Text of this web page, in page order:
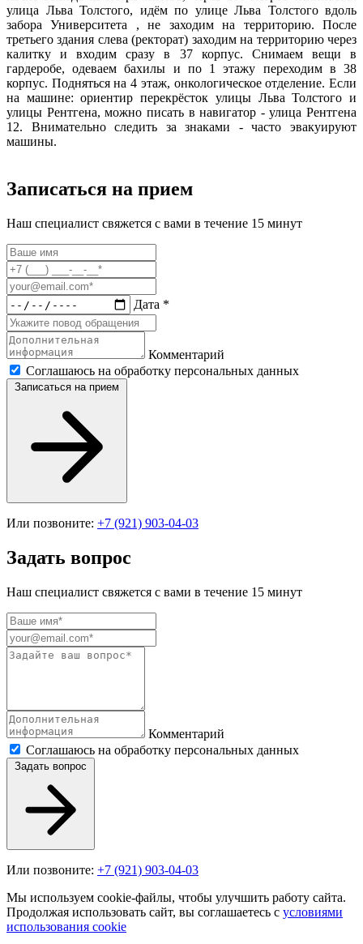
улица Льва Толстого, идём по улице Льва Толстого вдоль
забора Университета , не заходим на территорию. После
третьего здания слева (ректорат) заходим на территорию через
калитку и входим сразу в 37 корпус. Снимаем вещи в
гардеробе, одеваем бахилы и по 1 этажу переходим в 38
корпус. Подняться на 4 этаж, онкологическое отделение. Если
на машине: ориентир перекрёсток улицы Льва Толстого и
улицы Рентгена, можно писать в навигатор - улица Рентгена
12. Внимательно следить за знаками - часто эвакуируют
машины.
Записаться на прием
Наш специалист свяжется с вами в течение 15 минут
Дата *
Комментарий
Соглашаюсь на обработку персональных данных
Записаться на прием
Или позвоните: +7 (921) 903-04-03
Задать вопрос
Наш специалист свяжется с вами в течение 15 минут
Комментарий
Соглашаюсь на обработку персональных данных
Задать вопрос
Или позвоните: +7 (921) 903-04-03
Мы используем cookie-файлы, чтобы улучшить работу сайта.
Продолжая использовать сайт, вы соглашаетесь с условиями
использования cookie